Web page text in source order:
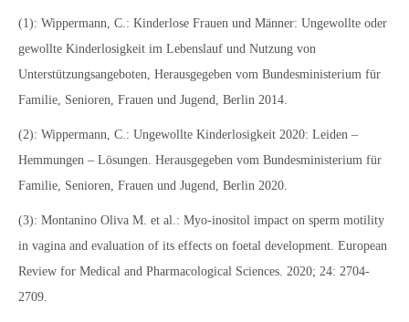
(1): Wippermann, C.: Kinderlose Frauen und Männer: Ungewollte oder
gewollte Kinderlosigkeit im Lebenslauf und Nutzung von
Unterstützungsangeboten, Herausgegeben vom Bundesministerium für
Familie, Senioren, Frauen und Jugend, Berlin 2014.
(2): Wippermann, C.: Ungewollte Kinderlosigkeit 2020: Leiden –
Hemmungen – Lösungen. Herausgegeben vom Bundesministerium für
Familie, Senioren, Frauen und Jugend, Berlin 2020.
(3): Montanino Oliva M. et al.: Myo-inositol impact on sperm motility
in vagina and evaluation of its effects on foetal development. European
Review for Medical and Pharmacological Sciences. 2020; 24: 2704-
2709.